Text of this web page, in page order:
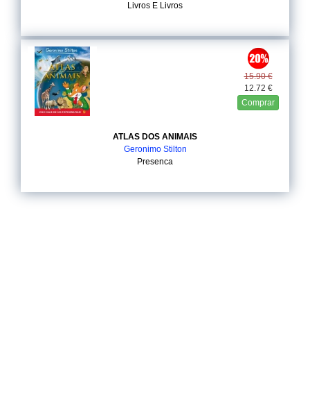
Livros E Livros
15.90 €
12.72 €
Comprar
ATLAS DOS ANIMAIS
Geronimo Stilton
Presenca